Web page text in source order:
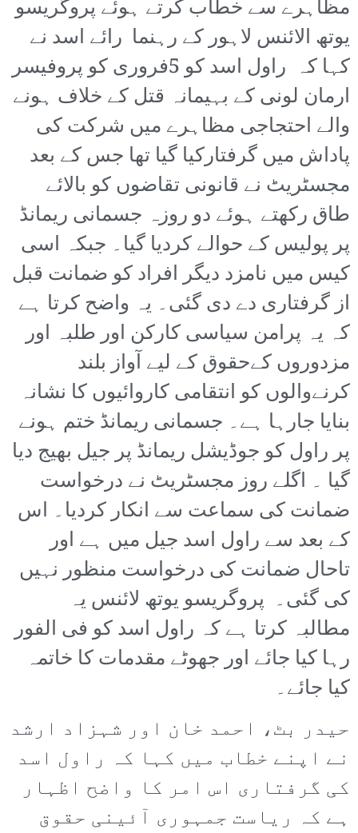
مظاہرے سے خطاب کرتے ہوئے پروگریسو
یوتھ الائنس لاہور کے رہنما رائے اسد نے
کہا کہ راول اسد کو 5فروری کو پروفیسر
ارمان لونی کے بہیمانہ قتل کے خلاف ہونے
والے احتجاجی مظاہرے میں شرکت کی
پاداش میں گرفتارکیا گیا تھا جس کے بعد
مجسٹریٹ نے قانونی تقاضوں کو بالائے
طاق رکھتے ہوئے دو روزہ جسمانی ریمانڈ
پر پولیس کے حوالے کردیا گیا۔ جبکہ اسی
کیس میں نامزد دیگر افراد کو ضمانت قبل
از گرفتاری دے دی گئی۔ یہ واضح کرتا ہے
کہ یہ پرامن سیاسی کارکن اور طلبہ اور
مزدوروں کےحقوق کے لیے آواز بلند
کرنےوالوں کو انتقامی کاروائیوں کا نشانہ
بنایا جارہا ہے۔ جسمانی ریمانڈ ختم ہونے
پر راول کو جوڈیشل ریمانڈ پر جیل بھیج دیا
گیا ۔ اگلے روز مجسٹریٹ نے درخواست
ضمانت کی سماعت سے انکار کردیا۔ اس
کے بعد سے راول اسد جیل میں ہے اور
تاحال ضمانت کی درخواست منظور نہیں
کی گئی۔ پروگریسو یوتھ لائنس یہ
مطالبہ کرتا ہے کہ راول اسد کو فی الفور
رہا کیا جائے اور جھوٹے مقدمات کا خاتمہ
کیا جائے۔
حیدر بٹ، احمد خان اور شہزاد ارشد
نے اپنے خطاب میں کہا کہ راول اسد
کی گرفتاری اس امر کا واضح اظہار
ہے کہ ریاست جمہوری آئینی حقوق